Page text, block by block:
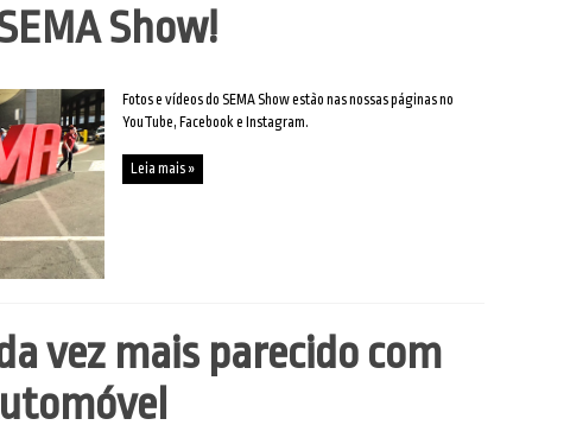
Show!
Fotos e vídeos do SEMA Show estão nas nossas páginas no
YouTube, Facebook e Instagram.
Leia mais »
vez mais parecido com